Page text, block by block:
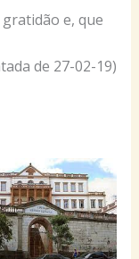
e, que
de 27-02-19)